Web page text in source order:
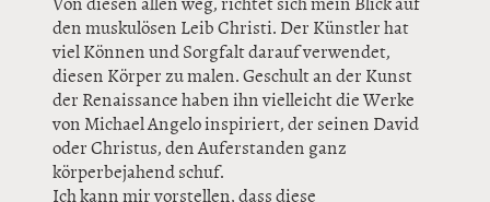
den muskulösen Leib Christi. Der Künstler hat
viel Können und Sorgfalt darauf verwendet,
diesen Körper zu malen. Geschult an der Kunst
der Renaissance haben ihn vielleicht die Werke
von Michael Angelo inspiriert, der seinen David
oder Christus, den Auferstanden ganz
körperbejahend schuf.
Ich kann mir vorstellen, dass diese